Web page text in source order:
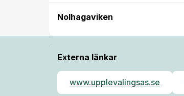
Nolhagaviken
Externa länkar
www.upplevalingsas.se